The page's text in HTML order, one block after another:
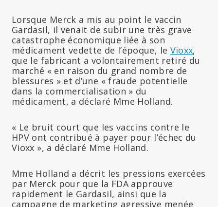
Lorsque Merck a mis au point le vaccin
Gardasil, il venait de subir une très grave
catastrophe économique liée à son
médicament vedette de l’époque, le Vioxx,
que le fabricant a volontairement retiré du
marché « en raison du grand nombre de
blessures » et d’une « fraude potentielle
dans la commercialisation » du
médicament, a déclaré Mme Holland.
« Le bruit court que les vaccins contre le
HPV ont contribué à payer pour l’échec du
Vioxx », a déclaré Mme Holland.
Mme Holland a décrit les pressions exercées
par Merck pour que la FDA approuve
rapidement le Gardasil, ainsi que la
campagne de marketing agressive menée